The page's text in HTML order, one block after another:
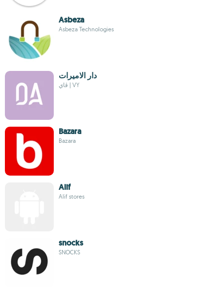
Asbeza
Asbeza Technologies
دار الاميرات
ڤاي | VY
Bazara
Bazara
Alif
Alif stores
snocks
SNOCKS